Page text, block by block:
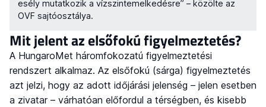
esély mutatkozik a vízszintemelkedésre” – közölte az
OVF sajtóosztálya.
Mit jelent az elsőfokú figyelmeztetés?
A HungaroMet háromfokozatú figyelmeztetési
rendszert alkalmaz. Az elsőfokú (sárga) figyelmeztetés
azt jelzi, hogy az adott időjárási jelenség – jelen esetben
a zivatar – várhatóan előfordul a térségben, és kisebb